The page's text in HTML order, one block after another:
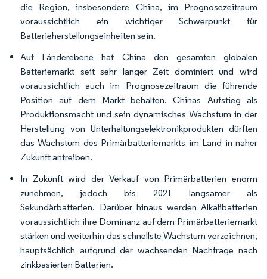
die Region, insbesondere China, im Prognosezeitraum
voraussichtlich ein wichtiger Schwerpunkt für
Batterieherstellungseinheiten sein.
Auf Länderebene hat China den gesamten globalen
Batteriemarkt seit sehr langer Zeit dominiert und wird
voraussichtlich auch im Prognosezeitraum die führende
Position auf dem Markt behalten. Chinas Aufstieg als
Produktionsmacht und sein dynamisches Wachstum in der
Herstellung von Unterhaltungselektronikprodukten dürften
das Wachstum des Primärbatteriemarkts im Land in naher
Zukunft antreiben.
In Zukunft wird der Verkauf von Primärbatterien enorm
zunehmen, jedoch bis 2021 langsamer als
Sekundärbatterien. Darüber hinaus werden Alkalibatterien
voraussichtlich ihre Dominanz auf dem Primärbatteriemarkt
stärken und weiterhin das schnellste Wachstum verzeichnen,
hauptsächlich aufgrund der wachsenden Nachfrage nach
zinkbasierten Batterien.